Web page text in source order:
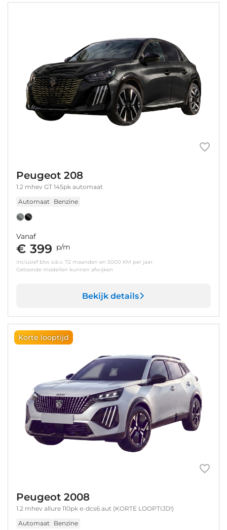
Peugeot 208
1.2 mhev GT 145pk automaat
Automaat Benzine
Vanaf
€ 399 p/m
inclusief btw o.b.v. 72 maanden en 5000 KM per jaar.
Getoonde modellen kunnen afwijken
Bekijk details
Korte looptijd
Peugeot 2008
1.2 mhev allure 110pk e-dcs6 aut (KORTE LOOPTIJD!)
Automaat Benzine